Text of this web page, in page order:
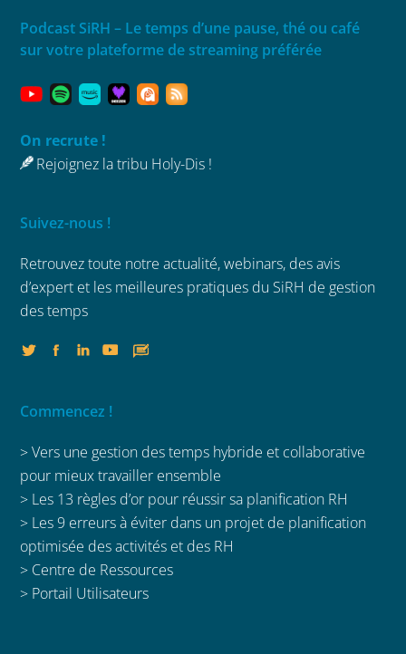
Podcast SiRH – Le temps d’une pause, thé ou café
sur votre plateforme de streaming préférée
On recrute !
Rejoignez la tribu Holy-Dis !
Suivez-nous !
Retrouvez toute notre actualité, webinars, des avis
d’expert et les meilleures pratiques du SiRH de gestion
des temps
Commencez !
> Vers une gestion des temps hybride et collaborative
pour mieux travailler ensemble
> Les 13 règles d’or pour réussir sa planification RH
> Les 9 erreurs à éviter dans un projet de planification
optimisée des activités et des RH
> Centre de Ressources
> Portail Utilisateurs